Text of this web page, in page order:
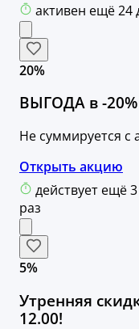
активен ещё 24
20%
ВЫГОДА в -20%
Не суммируется c
Открыть акцию
действует ещё
раз
5%
Утренняя
12.00!